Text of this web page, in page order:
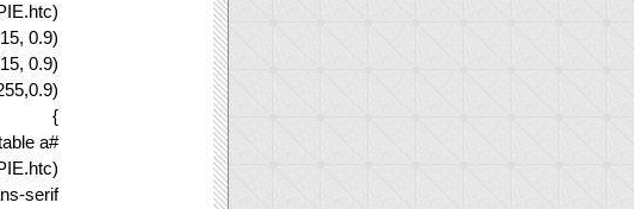
0.9);
0.9);
}
#profftable a {
serif;